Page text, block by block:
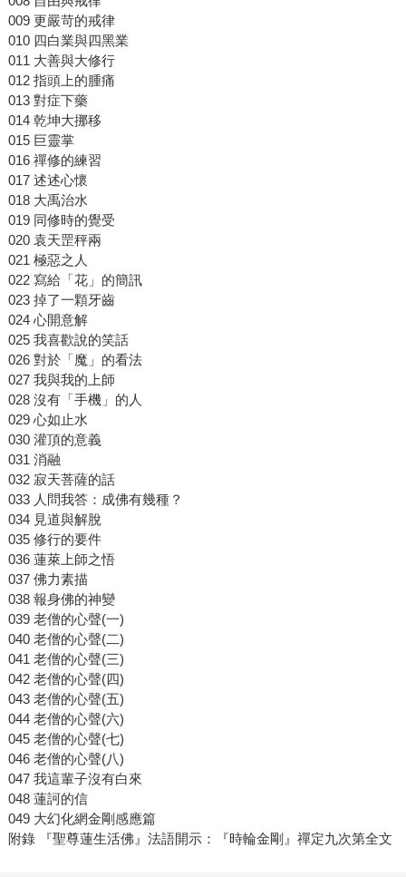
009 更嚴苛的戒律
010 四白業與四黑業
011 大善與大修行
012 指頭上的腫痛
013 對症下藥
014 乾坤大挪移
015 巨靈掌
016 禪修的練習
017 述述心懷
018 大禹治水
019 同修時的覺受
020 袁天罡秤兩
021 極惡之人
022 寫給「花」的簡訊
023 掉了一顆牙齒
024 心開意解
025 我喜歡說的笑話
026 對於「魔」的看法
027 我與我的上師
028 沒有「手機」的人
029 心如止水
030 灌頂的意義
031 消融
032 寂天菩薩的話
033 人問我答：成佛有幾種？
034 見道與解脫
035 修行的要件
036 蓮萊上師之悟
037 佛力素描
038 報身佛的神變
039 老僧的心聲(一)
040 老僧的心聲(二)
041 老僧的心聲(三)
042 老僧的心聲(四)
043 老僧的心聲(五)
044 老僧的心聲(六)
045 老僧的心聲(七)
046 老僧的心聲(八)
047 我這輩子沒有白來
048 蓮訶的信
049 大幻化網金剛感應篇
附錄 『聖尊蓮生活佛』法語開示：『時輪金剛』禪定九次第全文